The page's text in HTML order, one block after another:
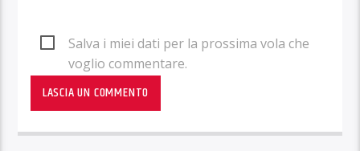
Salva i miei dati per la prossima vola che
voglio commentare.